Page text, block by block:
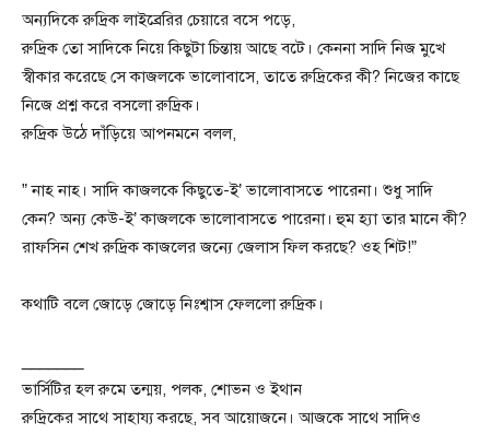
অন্যদিকে রুদ্রিক লাইব্রেরির চেয়ারে বসে পড়ে,
রুদ্রিক তো সাদিকে নিয়ে কিছুটা চিন্তায় আছে বটে। কেননা সাদি নিজ মুখে
স্বীকার করেছে সে কাজলকে ভালোবাসে, তাতে রুদ্রিকের কী? নিজের কাছে
নিজে প্রশ্ন করে বসলো রুদ্রিক।
রুদ্রিক উঠে দাঁড়িয়ে আপনমনে বলল,
” নাহ নাহ। সাদি কাজলকে কিছুতে-ই’ ভালোবাসতে পারেনা। শুধু সাদি
কেন? অন্য কেউ-ই’ কাজলকে ভালোবাসতে পারেনা। হুম হ্যা তার মানে কী?
রাফসিন শেখ রুদ্রিক কাজলের জন্যে জেলাস ফিল করছে? ওহ শিট!”
কথাটি বলে জোড়ে জোড়ে নিঃশ্বাস ফেললো রুদ্রিক।
ভার্সিটির হল রুমে তন্ময়, পলক, শোভন ও ইথান
রুদ্রিকের সাথে সাহায্য করছে, সব আয়োজনে। আজকে সাথে সাদিও